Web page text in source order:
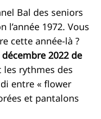
Bal des seniors
1972. Vous
cette année-là ?
2022 de
les rythmes des
entre « flower
et pantalons